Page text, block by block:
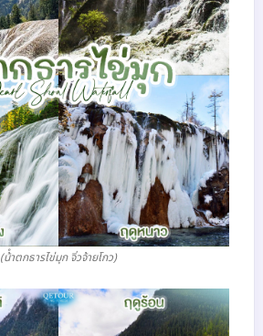
(น้ําตกธารไข่มุก จิ่วจ้ายโกว)